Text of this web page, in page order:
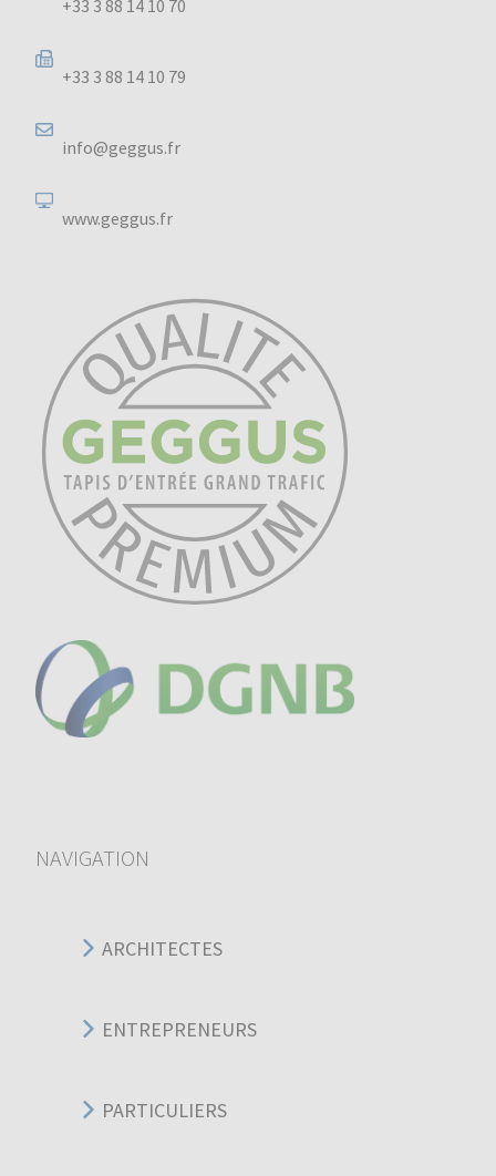
+33 3 88 14 10 70
+33 3 88 14 10 79
info@geggus.fr
www.geggus.fr
NAVIGATION
ARCHITECTES
ENTREPRENEURS
PARTICULIERS